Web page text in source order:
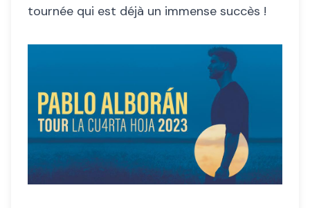
tournée qui est déjà un immense succès !